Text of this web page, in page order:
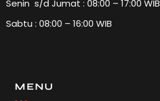
Senin s/d Jumat : 08:00 – 17:00 WIB
Sabtu : 08:00 – 16:00 WIB
MENU